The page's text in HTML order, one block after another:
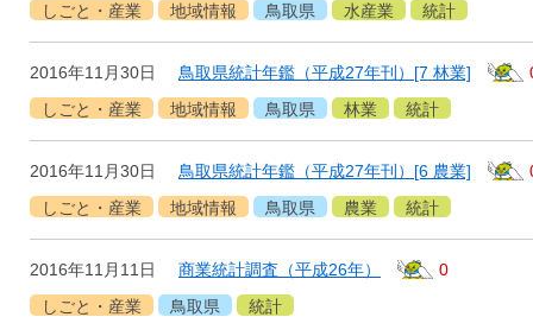
しごと・産業
地域情報 鳥取県 水産業 統計
2016年11月30日 鳥取県統計年鑑（平成27年刊）[7 林業]
しごと・産業
地域情報 鳥取県 林業 統計
2016年11月30日 鳥取県統計年鑑（平成27年刊）[6 農業]
しごと・産業
地域情報 鳥取県 農業 統計
2016年11月11日 商業統計調査（平成26年）
0
しごと・産業
鳥取県 統計